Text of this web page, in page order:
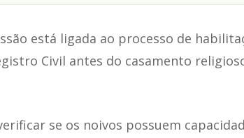
está ligada ao processo de
Civil antes do casamento
se os noivos possuem